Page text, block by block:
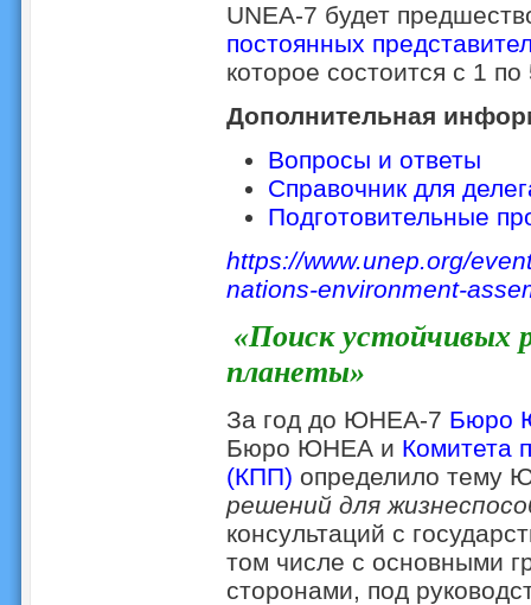
UNEA-7 будет
постоянных
которое состоится с 1
Дополнительная
Вопросы и ответы
Справочник для
Подготовительные
https://www.unep.org/
nations-environment-
«Поиск устойчивых
планеты»
За год до ЮНЕА-7 Бюро
Бюро ЮНЕА и Комитета
(КПП) определило тему
решений для
консультаций с
том числе с основными
сторонами, под